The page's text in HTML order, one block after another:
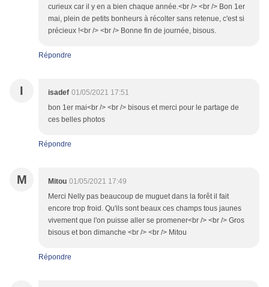
curieux car il y en a bien chaque année.<br /> <br /> Bon 1er
mai, plein de petits bonheurs à récolter sans retenue, c'est si
précieux !<br /> <br /> Bonne fin de journée, bisous.
Répondre
I isadef 01/05/2021 17:51
bon 1er mai<br /> <br /> bisous et merci pour le partage de
ces belles photos
Répondre
M Mitou 01/05/2021 17:49
Merci Nelly pas beaucoup de muguet dans la forêt il fait
encore trop froid. Qu'ils sont beaux ces champs tous jaunes
vivement que l'on puisse aller se promener<br /> <br /> Gros
bisous et bon dimanche <br /> <br /> Mitou
Répondre